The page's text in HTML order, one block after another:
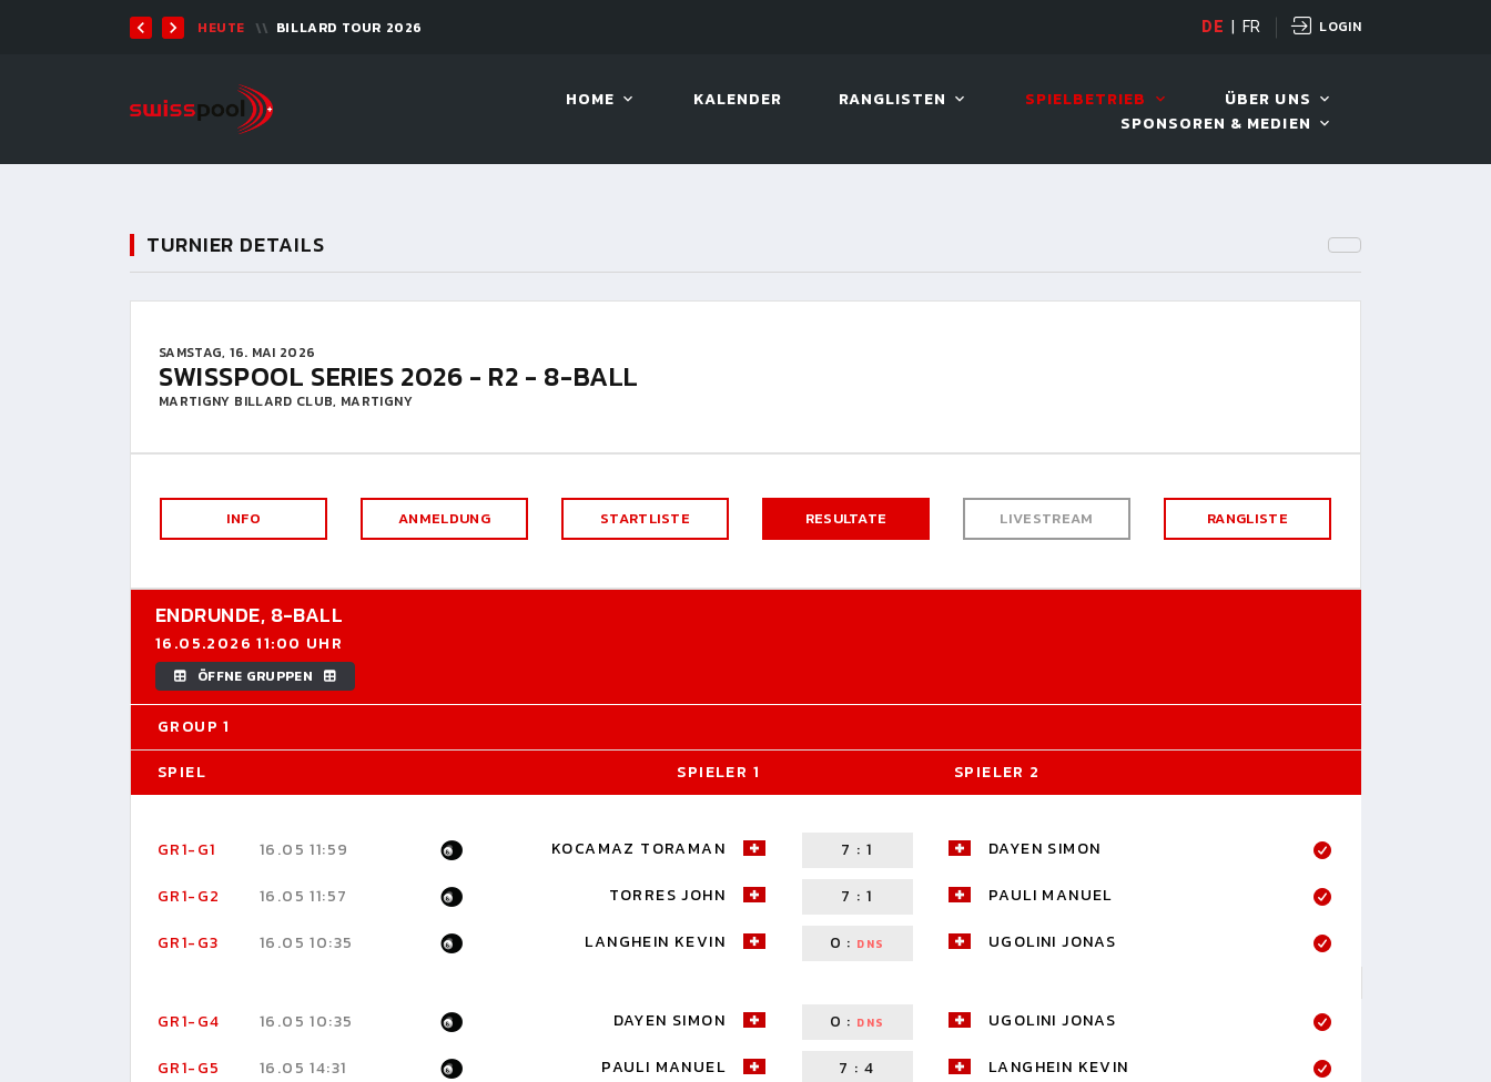
2026 - 9-BALL HEUTE BILLARD TOUR 2026 10. AUG. 2026, 19:00
DE FR LOGIN
HOME KALENDER RANGLISTEN SPIELBETRIEB
ÜBER UNS
SPONSOREN & MEDIEN
TURNIER DETAILS
SAMSTAG, 16. MAI 2026
SWISSPOOL SERIES 2026 - R2 - 8-BALL
MARTIGNY BILLARD CLUB, MARTIGNY
INFO ANMELDUNG STARTLISTE RESULTATE LIVESTREAM RANGLISTE
ENDRUNDE, 8-BALL
16.05.2026 11:00 UHR
ÖFFNE GRUPPEN
GROUP 1
SPIEL
SPIELER 1 SPIELER 2
GR1-G1 16.05 11:59 KOCAMAZ TORAMAN 7 :1 DAYEN SIMON
GR1-G2 16.05 11:57 TORRES JOHN 7 :1 PAULI MANUEL
GR1-G3 16.05 10:35 LANGHEIN KEVIN 0 : DNS UGOLINI JONAS
GR1-G4 16.05 10:35 DAYEN SIMON 0 : DNS UGOLINI JONAS
GR1-G5 16.05 14:31 PAULI MANUEL 7 :4 LANGHEIN KEVIN